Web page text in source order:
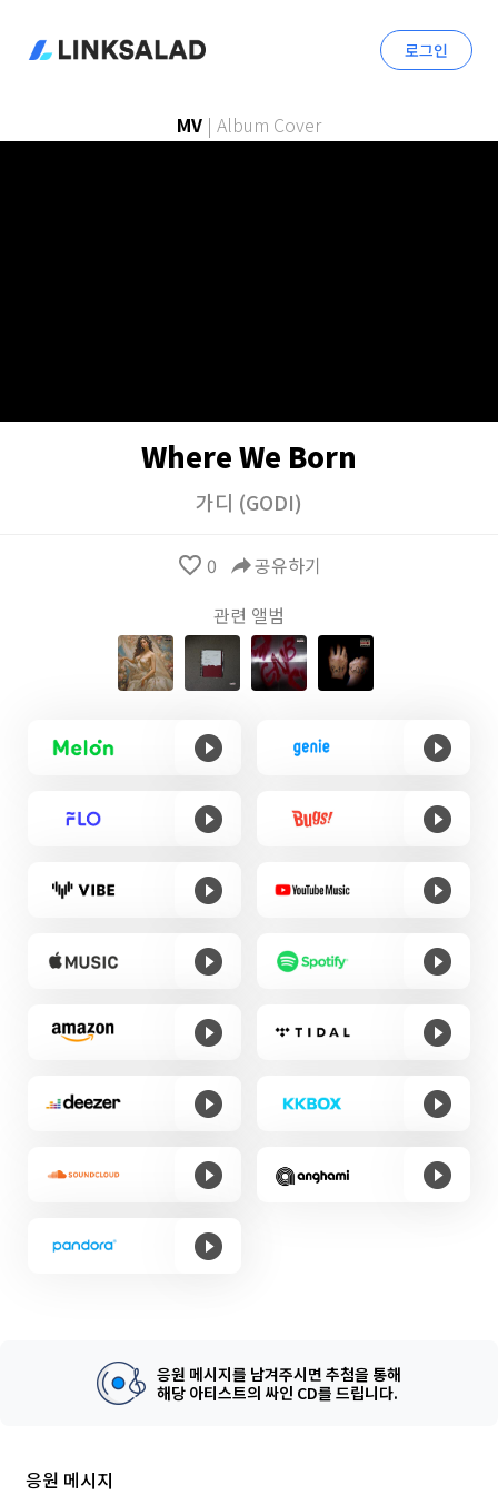
로그인
MV | Album Cover
Where We Born
가디 (GODI)
favorite_border 0 reply공유하기
관련 앨범
응원 메시지를 남겨주시면 추첨을 통해
해당 아티스트의 싸인 CD를 드립니다.
응원 메시지